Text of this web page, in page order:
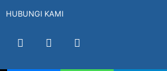
HUBUNGI KAMI
Facebook YouTube